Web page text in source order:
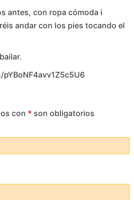
antes, con ropa cómoda i
andar con los pies tocando el
con * son obligatorios